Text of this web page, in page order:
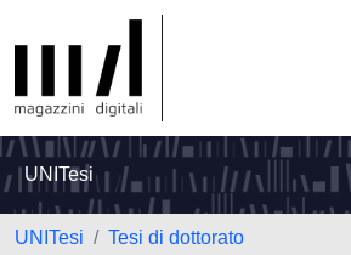
UNITesi
UNITesi
Tesi di dottorato